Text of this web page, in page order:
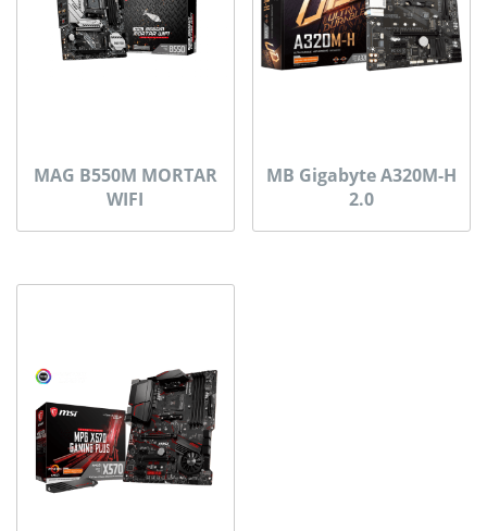
MAG B550M MORTAR
WIFI
MB Gigabyte A320M-H
2.0